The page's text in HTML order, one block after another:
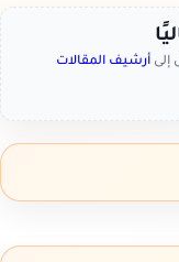
إلى أرشيف المقالات